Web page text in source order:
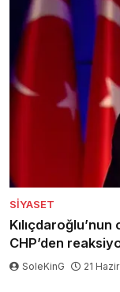
SIYASET
Kılıçdaroğlu’nun
CHP’den
SoleKinG 21